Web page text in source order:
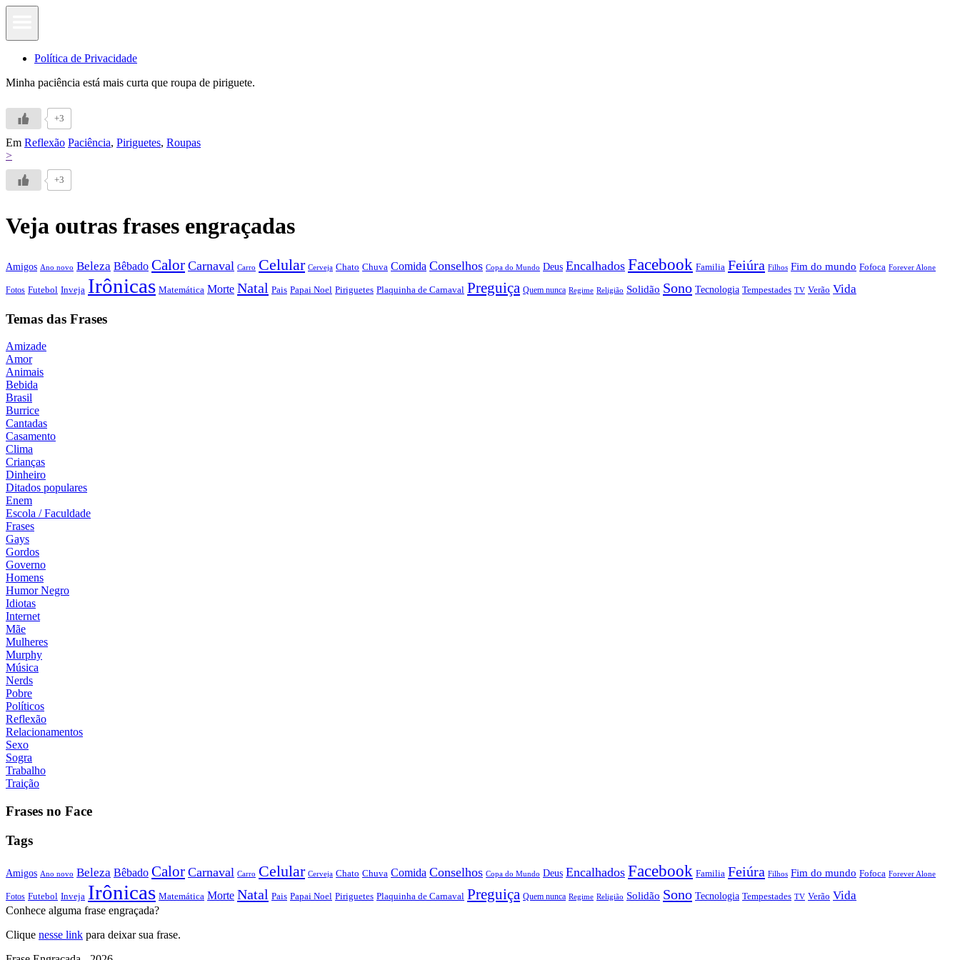
Política de Privacidade
Minha paciência está mais curta que roupa de piriguete.
+3
Em Reflexão Paciência, Piriguetes, Roupas
>
+3
Veja outras frases engraçadas
Amigos Ano novo Beleza Bêbado Calor Carnaval Carro Celular Cerveja Chato Chuva Comida Conselhos Copa do Mundo Deus Encalhados Facebook Familia Feiúra Filhos Fim do mundo Fofoca Forever Alone
Fotos Futebol Inveja Irônicas Matemática Morte Natal Pais Papai Noel Piriguetes Plaquinha de Carnaval Preguiça Quem nunca Regime Religião Solidão Sono Tecnologia Tempestades TV Verão Vida
Temas das Frases
Amizade
Amor
Animais
Bebida
Brasil
Burrice
Cantadas
Casamento
Clima
Crianças
Dinheiro
Ditados populares
Enem
Escola / Faculdade
Frases
Gays
Gordos
Governo
Homens
Humor Negro
Idiotas
Internet
Mãe
Mulheres
Murphy
Música
Nerds
Pobre
Políticos
Reflexão
Relacionamentos
Sexo
Sogra
Trabalho
Traição
Frases no Face
Tags
Amigos Ano novo Beleza Bêbado Calor Carnaval Carro Celular Cerveja Chato Chuva Comida Conselhos Copa do Mundo Deus Encalhados Facebook Familia Feiúra Filhos Fim do mundo Fofoca Forever Alone
Fotos Futebol Inveja Irônicas Matemática Morte Natal Pais Papai Noel Piriguetes Plaquinha de Carnaval Preguiça Quem nunca Regime Religião Solidão Sono Tecnologia Tempestades TV Verão Vida
Conhece alguma frase engraçada?
Clique nesse link para deixar sua frase.